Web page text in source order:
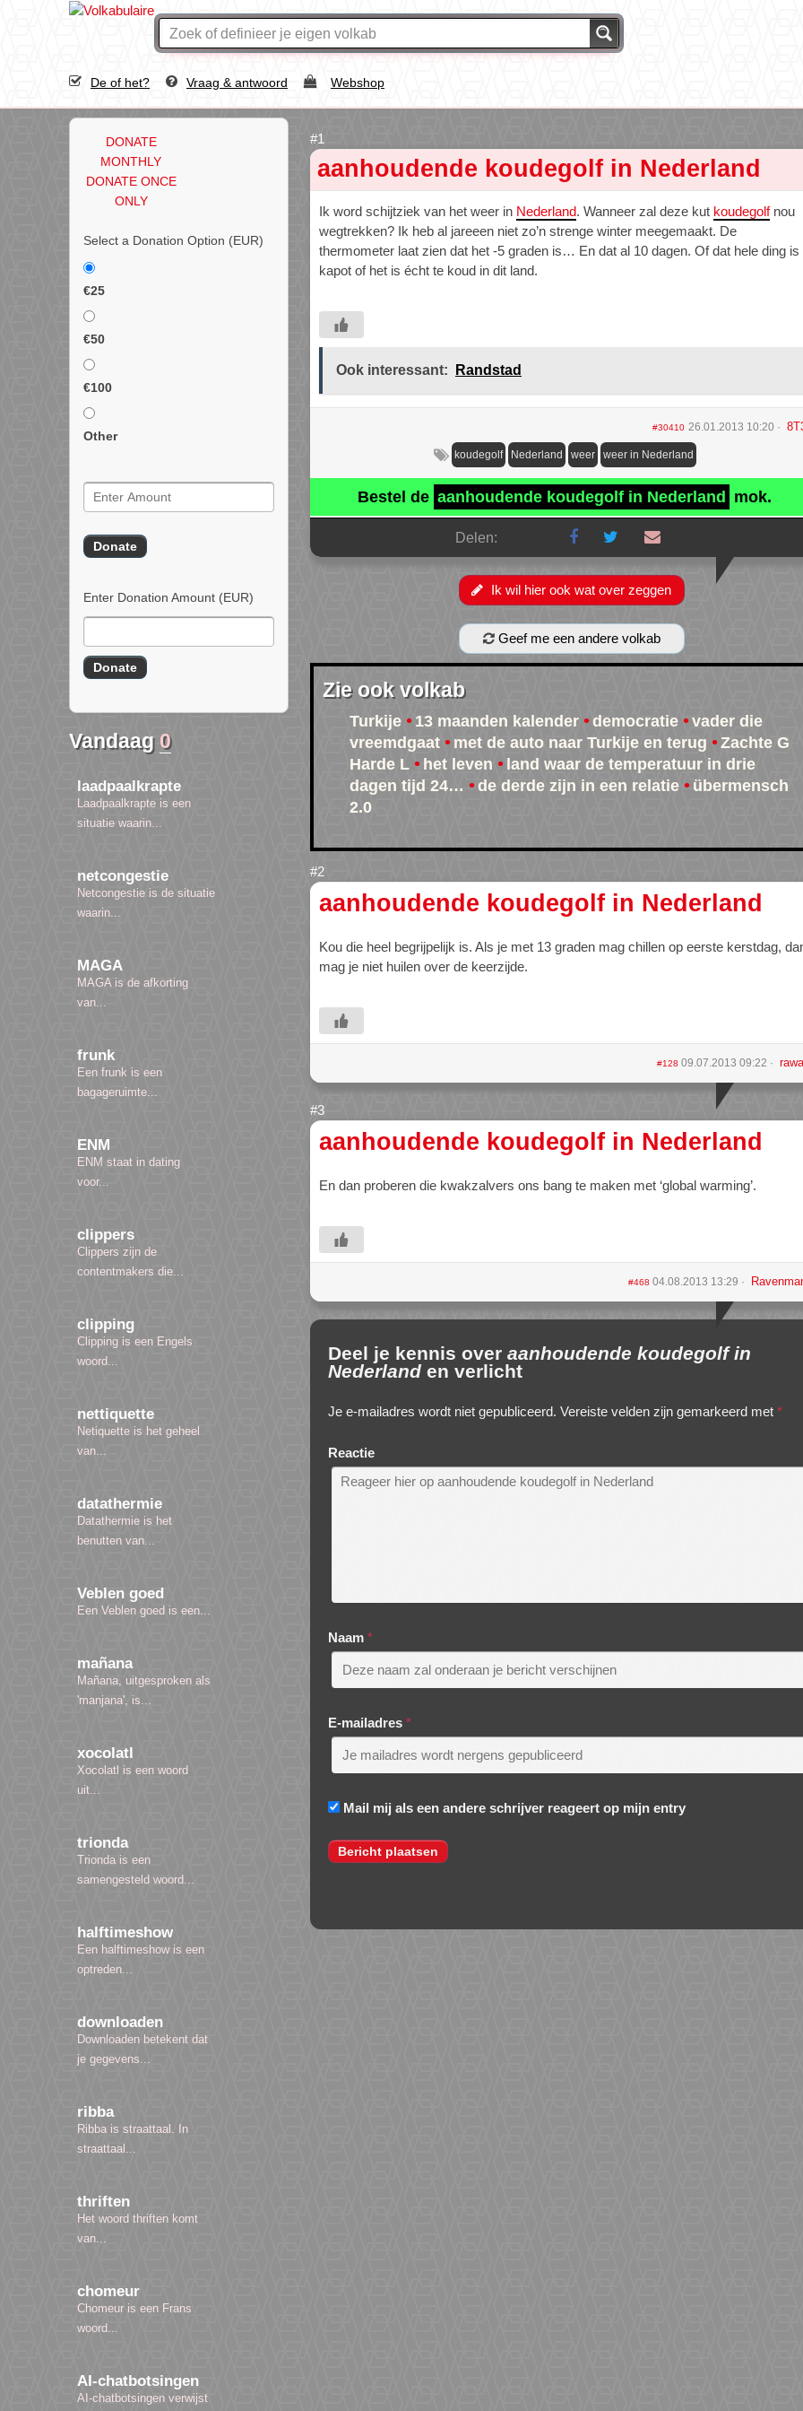
De of het? Vraag & antwoord Webshop
DONATE
MONTHLY
DONATE ONCE
ONLY
Select a Donation Option (EUR)
€25
€50
€100
Other
Enter Donation Amount (EUR)
Vandaag 0
laadpaalkrapte
Laadpaalkrapte is een
situatie waarin...
netcongestie
Netcongestie is de situatie
waarin...
MAGA
MAGA is de afkorting
van...
frunk
Een frunk is een
bagageruimte...
ENM
ENM staat in dating
voor...
clippers
Clippers zijn de
contentmakers die...
clipping
Clipping is een Engels
woord...
nettiquette
Netiquette is het geheel
van...
datathermie
Datathermie is het
benutten van...
Veblen goed
Een Veblen goed is een...
mañana
Mañana, uitgesproken als
'manjana', is...
xocolatl
Xocolatl is een woord
uit...
trionda
Trionda is een
samengesteld woord...
halftimeshow
Een halftimeshow is een
optreden...
downloaden
Downloaden betekent dat
je gegevens...
ribba
Ribba is straattaal. In
straattaal...
thriften
Het woord thriften komt
van...
chomeur
Chomeur is een Frans
woord...
AI-chatbotsingen
AI-chatbotsingen verwijst
aanhoudende koudegolf in Nederland
Ik word schijtziek van het weer in Nederland. Wanneer zal deze kut koudegolfnou
wegtrekken? Ik heb al jareeen niet zo’n strenge winter meegemaakt. De
thermometer laat zien dat het -5 graden is… En dat al 10 dagen. Of dat hele ding is
kapot of het is écht te koud in dit land.
Ook interessant: Randstad
#30410 26.01.2013 10:20
koudegolf Nederland weer weer in Nederland
Bestel de aanhoudende koudegolf in Nederland mok.
Delen:
Ik wil hier ook wat over zeggen
Geef me een andere volkab
Zie ook volkab
Turkije 13 maanden kalender democratie
vader die
vreemdgaat
met de auto naar Turkije en terug
Zachte G
Harde L
het leven
land waar de temperatuur in drie
dagen tijd 24…
de derde zijn in een relatie
übermensch
2.0
aanhoudende koudegolf in Nederland
Kou die heel begrijpelijk is. Als je met 13 graden mag chillen op eerste kerstdag,
mag je niet huilen over de keerzijde.
#12809.07.2013 09:22
aanhoudende koudegolf in Nederland
En dan proberen die kwakzalvers ons bang te maken met ‘global warming’.
#46804.08.2013 13:29
Deel je kennis over aanhoudende koudegolf in
Nederland en verlicht
Je e-mailadres wordt niet gepubliceerd. Vereiste velden zijn gemarkeerd met *
Reactie
Naam *
E-mailadres *
Mail mij als een andere schrijver reageert op mijn entry